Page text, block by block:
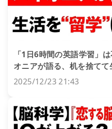
「1日6時間の英語学習」
オニアが語る、机を捨て
2025/12/23 21:43